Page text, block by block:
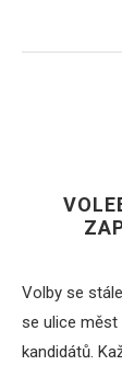
Volby se
se ulice měst
kandidátů.